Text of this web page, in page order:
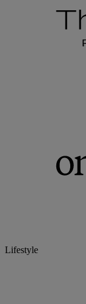
Lifestyle